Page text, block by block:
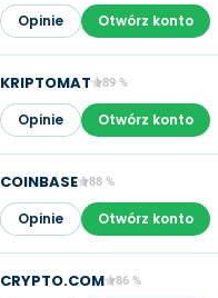
Opinie Otwórz konto
KRIPTOMAT 89 %
Opinie Otwórz konto
COINBASE 88 %
Opinie Otwórz konto
CRYPTO.COM 86 %